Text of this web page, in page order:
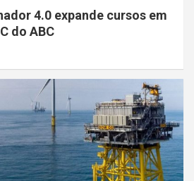
4.0 expande cursos em
do ABC